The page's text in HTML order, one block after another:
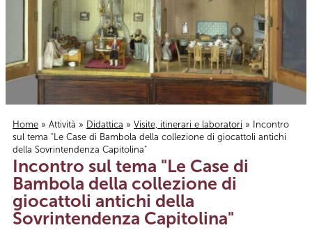
Tu sei qui
Home » Attività » Didattica » Visite, itinerari e laboratori » Incontro
sul tema "Le Case di Bambola della collezione di giocattoli antichi
della Sovrintendenza Capitolina"
Incontro sul tema "Le Case di
Bambola della collezione di
giocattoli antichi della
Sovrintendenza Capitolina"